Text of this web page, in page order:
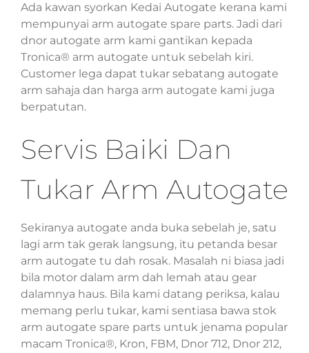
Ada kawan syorkan Kedai Autogate kerana kami
mempunyai arm autogate spare parts. Jadi dari
dnor autogate arm kami gantikan kepada
Tronica® arm autogate untuk sebelah kiri.
Customer lega dapat tukar sebatang autogate
arm sahaja dan harga arm autogate kami juga
berpatutan.
Servis Baiki Dan
Tukar Arm Autogate
Sekiranya autogate anda buka sebelah je, satu
lagi arm tak gerak langsung, itu petanda besar
arm autogate tu dah rosak. Masalah ni biasa jadi
bila motor dalam arm dah lemah atau gear
dalamnya haus. Bila kami datang periksa, kalau
memang perlu tukar, kami sentiasa bawa stok
arm autogate spare parts untuk jenama popular
macam Tronica®, Kron, FBM, Dnor 712, Dnor 212,